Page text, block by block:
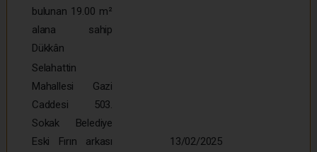
bulunan 19.00 m²
alana sahip
Dükkân
Selahattin
Mahallesi Gazi
Caddesi 503.
Sokak Belediye
Eski Fırın arkası
13/02/2025